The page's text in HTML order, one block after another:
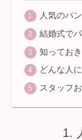
人気のパ
結婚式で
知ってお
どんな人
スタッフ